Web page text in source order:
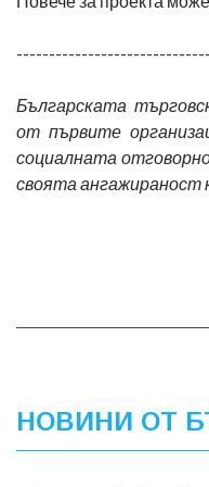
------------------------------
Българската
от първите
социалната
своята ангажираност
НОВИНИ ОТ